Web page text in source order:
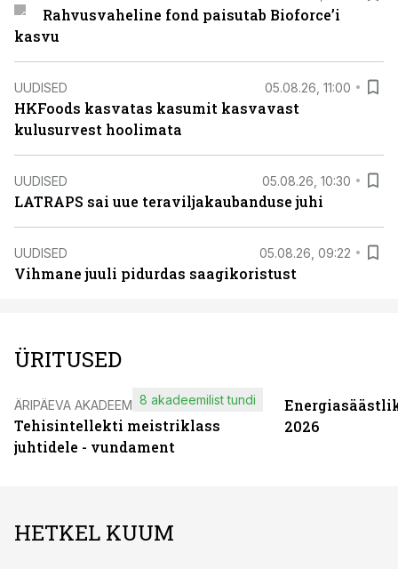
Rahvusvaheline fond paisutab Bioforce’i
kasvu
UUDISED 05.08.26, 11:00
HKFoods kasvatas kasumit kasvavast
kulusurvest hoolimata
UUDISED 05.08.26, 10:30
LATRAPS sai uue teraviljakaubanduse juhi
UUDISED 05.08.26, 09:22
Vihmane juuli pidurdas saagikoristust
ÜRITUSED
ÄRIPÄEVA AKADEEMIA
Tehisintellekti meistriklass
juhtidele - vundament
8 akadeemilist tundi
2026
HETKEL KUUM